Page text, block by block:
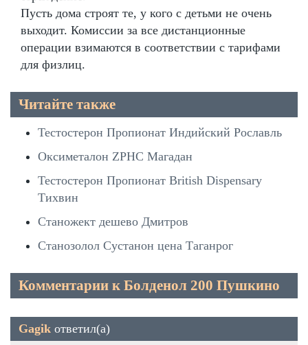
Пусть дома строят те, у кого с детьми не очень
выходит. Комиссии за все дистанционные
операции взимаются в соответствии с тарифами
для физлиц.
Читайте также
Тестостерон Пропионат Индийский Рославль
Оксиметалон ZPHC Магадан
Тестостерон Пропионат British Dispensary
Тихвин
Станожект дешево Дмитров
Станозолол Сустанон цена Таганрог
Комментарии к Болденол 200 Пушкино
Gagik ответил(а)